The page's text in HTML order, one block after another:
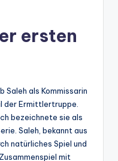
ersten
Saleh als Kommissarin
der Ermittlertruppe.
bezeichnete sie als
Saleh, bekannt aus
natürliches Spiel und
mit